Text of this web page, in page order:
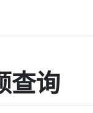
语音
语音通知/在
政府及公
高强度/多
查询